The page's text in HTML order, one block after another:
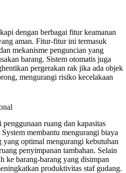
dengan berbagai fitur keamanan
aman. Fitur-fitur ini termasuk
mekanisme penguncian yang
barang. Sistem otomatis juga
pergerakan rak jika ada objek
mengurangi risiko kecelakaan
ruang dan kapasitas
membantu mengurangi biaya
yang optimal mengurangi kebutuhan
penyimpanan tambahan. Selain
ke barang-barang yang disimpan
produktivitas staf gudang.